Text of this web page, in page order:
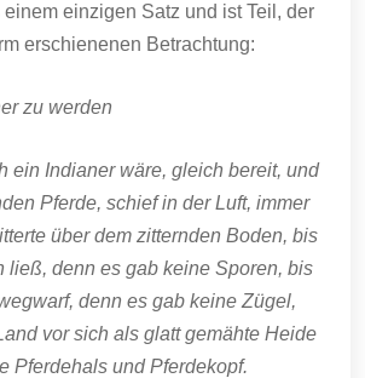
einem einzigen Satz und ist Teil, der
erschienenen Betrachtung:
zu werden
ein Indianer wäre, gleich bereit, und
Pferde, schief in der Luft, immer
über dem zitternden Boden, bis
ließ, denn es gab keine Sporen, bis
denn es gab keine Zügel,
vor sich als glatt gemähte Heide
Pferdehals und Pferdekopf.